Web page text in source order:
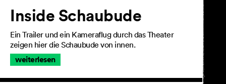
Inside Schaubude
Ein Trailer und ein Kameraflug durch das Theater
zeigen hier die Schaubude von innen.
weiterlesen